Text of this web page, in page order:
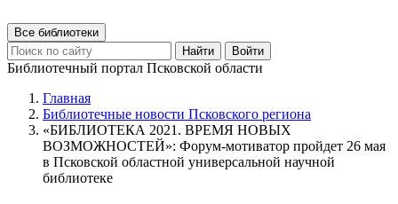
Все библиотеки
Найти
Войти
Библиотечный портал Псковской области
Главная
Библиотечные новости Псковского региона
«БИБЛИОТЕКА 2021. ВРЕМЯ НОВЫХ
ВОЗМОЖНОСТЕЙ»: Форум-мотиватор пройдет 26 мая
в Псковской областной универсальной научной
библиотеке